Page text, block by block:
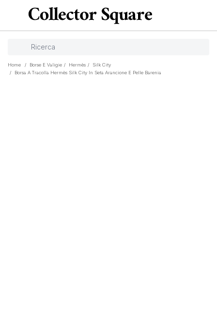
Home / Borse E Valigie / Hermès /
Silk City
/
Borsa A Tracolla Hermès Silk City In Seta Arancione E Pelle Barenia